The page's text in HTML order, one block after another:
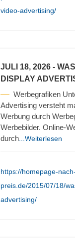
video-advertising/
JULI 18, 2026 -
DISPLAY
Werbegrafiken
Advertising versteht
Werbung durch
Werbebilder. Online-
durch ...Weiterlesen
https://homepage-nach-
preis.de/2015/07/18/
advertising/